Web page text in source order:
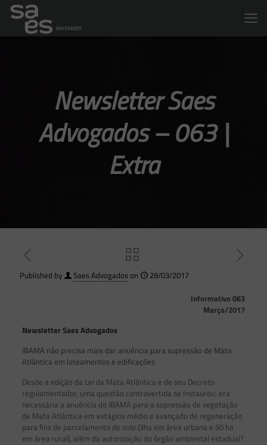
Newsletter Saes
Advogados – 063 |
Extra
Published by Saes Advogadoson
28/03/2017
Informativo 063
Março/2017
Newsletter Saes Advogados
IBAMA não precisa mais dar anuência para supressão de Mata
Atlântica em loteamentos e edificações
Desde a edição da Lei da Mata Atlântica e de seu Decreto
regulamentador, uma questão controvertida se instaurou: era
necessária a anuência do IBAMA para a supressão de vegetação
de Mata Atlântica em estágios médio e avançado de regeneração
para fins de parcelamento de solo (3ha em área urbana e 50 ha
em área rural), além da autorização do órgão ambiental estadual?